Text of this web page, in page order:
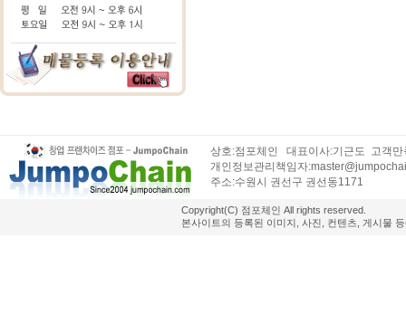
상호:점포체인 대표이사:기근도 고객
개인정보관리책임자
주소:수원시 권선구 권선동1171
Copyright(C) 점포체인 All rights reserved.
본사이트의 등록된 이미지, 사진, 컨텐츠, 게시물